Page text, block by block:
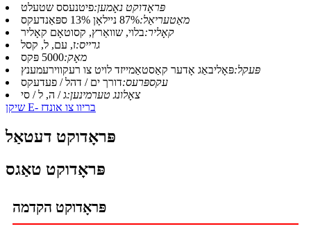
פּראָדוקט נאָמען:פיטנעסס שטעלט
מאַטעריאַל:87% ניילאָן 13% ספּאַנדעקס
קאָליר:בלוי, שוואַרץ, קסוטאָם קאָליר
גרייס:ז, עם, ל, קסל
מאָק:5000 פּקס
פּעקל:פּאָליבאַג אָדער קאַסטאַמייזד לויט צו רעקווירעמענץ
עקספּרעס:דורך ים / דהל / פעדעקס
צאָלונג טערמינען:ג / ה, ל / סי
שיקן E- בריוו צו אונדז
פּראָדוקט דעטאַל
פּראָדוקט טאַגס
פּראָדוקט הקדמה